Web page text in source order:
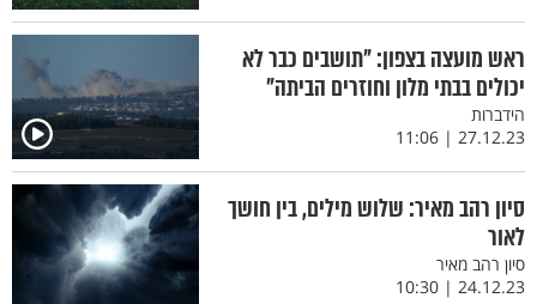
ראש מועצה בצפון: "תושבים כבר לא
יכולים בבתי מלון וחוזרים הביתה"
הידברות
27.12.23 | 11:06
סיון רהב מאיר: שלוש מילים, בין חושך
לאור
סיון רהב מאיר
24.12.23 | 10:30